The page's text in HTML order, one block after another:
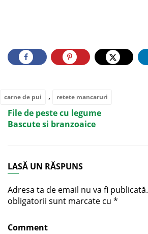
carne de pui , retete mancaruri
File de peste cu legume
Bascute si branzoaice
LASĂ UN RĂSPUNS
Adresa ta de email nu va fi publicată.
obligatorii sunt marcate cu *
Comment